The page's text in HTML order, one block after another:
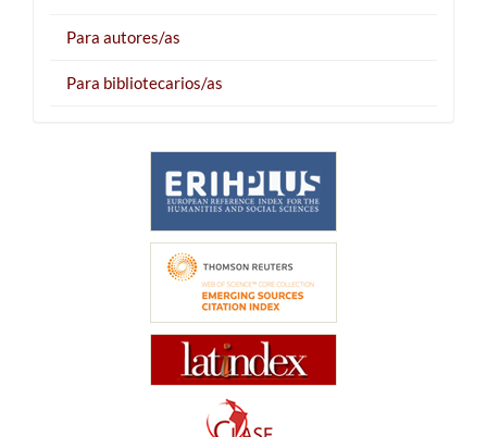
Para autores/as
Para bibliotecarios/as